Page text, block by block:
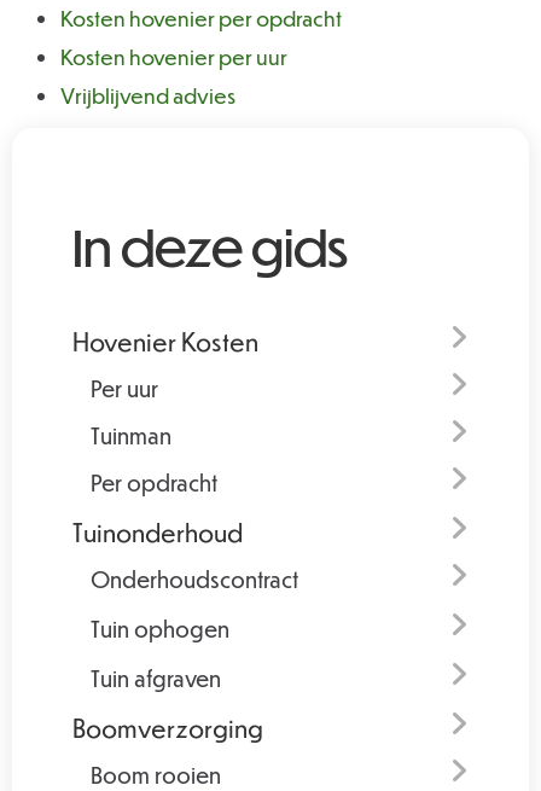
Kosten hovenier per opdracht
Kosten hovenier per uur
Vrijblijvend advies
In deze gids
Hovenier Kosten
Per uur
Tuinman
Per opdracht
Tuinonderhoud
Onderhoudscontract
Tuin ophogen
Tuin afgraven
Boomverzorging
Boom rooien